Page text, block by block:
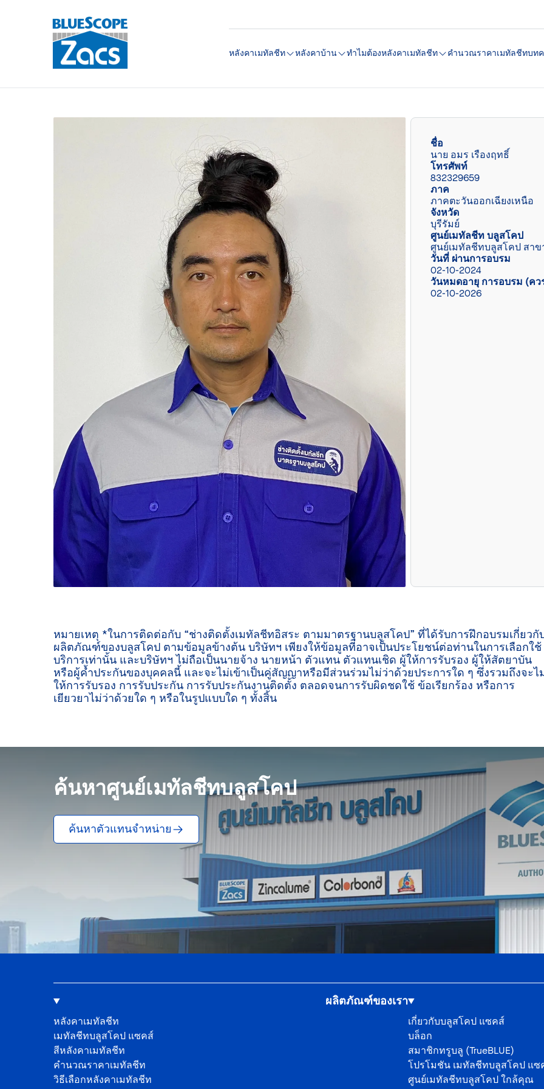
หลังคาเมทัลชีท หลังคาบ้าน ทำไมต้องหลังคาเมทัลชีท คํานวณราคาเมทัลชีทบท
ชื่อ
นาย อมร เรืองฤทธิ์
โทรศัพท์
832329659
ภาค
ภาคตะวันออกเฉียงเหนือ
จังหวัด
บุรีรัมย์
ศูนย์เมทัลชีท บลูสโคป
ศูนย์เมทัลชีทบลูสโคป สาข
วันที่ ผ่านการอบรม
02-10-2024
วันหมดอายุ การอบรม (ค
02-10-2026
หมายเหตุ *ในการติดต่อกับ “ช่างติดตั้งเมทัลชีทอิสระ ตามมาตรฐานบลูสโคป” ที่ได้รับการฝึกอบรมเกี่ยวกั
ผลิตภัณฑ์ของบลูสโคป ตามข้อมูลข้างต้น บริษัทฯ เพียงให้ข้อมูลที่อาจเป็นประโยชน์ต่อท่านในการเลือกใช้
บริการเท่านั้น และบริษัทฯ ไม่ถือเป็นนายจ้าง นายหน้า ตัวแทน ตัวแทนเชิด ผู้ให้การรับรอง ผู้ให้สัตยาบัน
หรือผู้ค้ำประกันของบุคคลนี้ และจะไม่เข้าเป็นคู่สัญญาหรือมีส่วนร่วมไม่ว่าด้วยประการใด ๆ ซึ่งรวมถึงจะไ
ให้การรับรอง การรับประกัน การรับประกันงานติดตั้ง ตลอดจนการรับผิดชดใช้ ข้อเรียกร้อง หรือการ
เยียวยาไม่ว่าด้วยใด ๆ หรือในรูปแบบใด ๆ ทั้งสิ้น
ค้นหาศูนย์เมทัลชีทบลูสโคป
ค้นหาตัวแทนจำหน่าย
ผลิตภัณฑ์ของเรา
หลังคาเมทัลชีท
เมทัลชีทบลูสโคป แซคส์
สีหลังคาเมทัลชีท
คํานวณราคาเมทัลชีท
วิธีเลือกหลังคาเมทัลชีท
เกี่ยวกับบลูสโคป แซคส์
บล็อก
สมาชิกทรูบลู (TrueBLUE)
โปรโมชัน เมทัลชีทบลูสโคป แซ
ศูนย์เมทัลชีทบลูสโคป ใกล้คุณ